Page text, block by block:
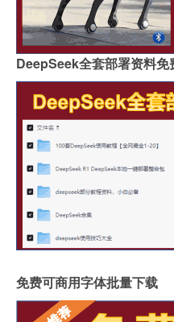
DeepSeek全套部署资料免
免费可商用字体批量下载